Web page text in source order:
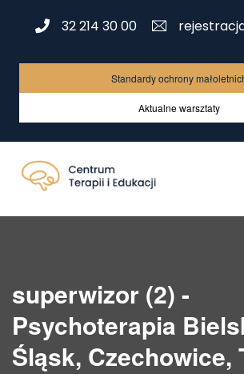
32 214 30 00
Standardy ochrony
Aktualne warsztaty
superwizor (2) -
Psychoterapia
Śląsk, Czechowice,